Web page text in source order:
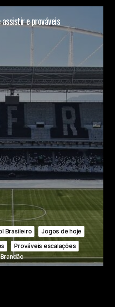
e prováveis
Brasileiro
Jogos de hoje
Prováveis escalações